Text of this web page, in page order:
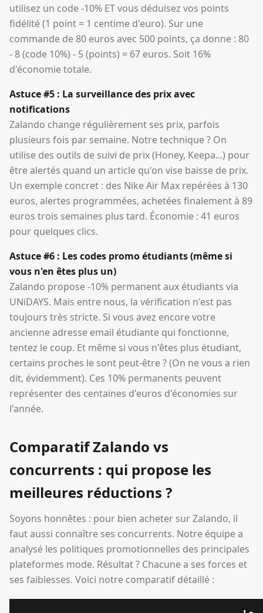
utilisez un code -10% ET vous déduisez vos points
fidélité (1 point = 1 centime d'euro). Sur une
commande de 80 euros avec 500 points, ça donne : 80
- 8 (code 10%) - 5 (points) = 67 euros. Soit 16%
d'économie totale.
Astuce #5 : La surveillance des prix avec
notifications
Zalando change régulièrement ses prix, parfois
plusieurs fois par semaine. Notre technique ? On
utilise des outils de suivi de prix (Honey, Keepa...) pour
être alertés quand un article qu'on vise baisse de prix.
Un exemple concret : des Nike Air Max repérées à 130
euros, alertes programmées, achetées finalement à 89
euros trois semaines plus tard. Économie : 41 euros
pour quelques clics.
Astuce #6 : Les codes promo étudiants (même si
vous n'en êtes plus un)
Zalando propose -10% permanent aux étudiants via
UNiDAYS. Mais entre nous, la vérification n'est pas
toujours très stricte. Si vous avez encore votre
ancienne adresse email étudiante qui fonctionne,
tentez le coup. Et même si vous n'êtes plus étudiant,
certains proches le sont peut-être ? (On ne vous a rien
dit, évidemment). Ces 10% permanents peuvent
représenter des centaines d'euros d'économies sur
l'année.
Comparatif Zalando vs
concurrents : qui propose les
meilleures réductions ?
Soyons honnêtes : pour bien acheter sur Zalando, il
faut aussi connaître ses concurrents. Notre équipe a
analysé les politiques promotionnelles des principales
plateformes mode. Résultat ? Chacune a ses forces et
ses faiblesses. Voici notre comparatif détaillé :